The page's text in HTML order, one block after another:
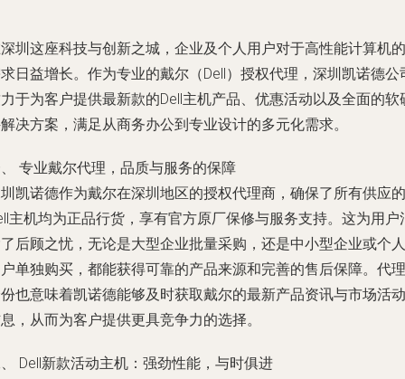
圳这座科技与创新之城，企业及个人用户对于高性能计算机的
日益增长。作为专业的戴尔（Dell）授权代理，深圳凯诺德公
于为客户提供最新款的Dell主机产品、优惠活动以及全面的软
决方案，满足从商务办公到专业设计的多元化需求。
专业戴尔代理，品质与服务的保障
凯诺德作为戴尔在深圳地区的授权代理商，确保了所有供应的
主机均为正品行货，享有官方原厂保修与服务支持。这为用户
后顾之忧，无论是大型企业批量采购，还是中小型企业或个人
单独购买，都能获得可靠的产品来源和完善的售后保障。代理
也意味着凯诺德能够及时获取戴尔的最新产品资讯与市场活动
，从而为客户提供更具竞争力的选择。
Dell新款活动主机：强劲性能，与时俱进